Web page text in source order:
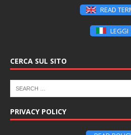
READ
LEGGI
CERCA SUL SITO
PRIVACY POLICY